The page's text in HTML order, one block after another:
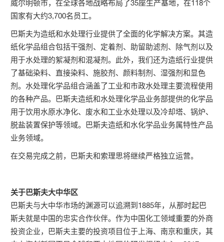
威尔明顿市，在全球各地战略布局了35座生产基地，在118个
国家有大约3,700名员工。
巴斯夫为造纸和水处理行业提供了全面的化学解决方案。其造
纸化学品组合包括干强剂、定着剂、助留助滤剂、除气剂以及
用于水处理的絮凝剂和混凝剂。此外，我们还为造纸行业提供
了基础染料、直接染料、施胶剂、颜料制剂、湿强剂和显色
剂。水处理化学品组合涵盖了工业和市政水处理主要流程使用
的各种产品。巴斯夫造纸和水处理化学品业务部提供的化学品
用于饮用水原水净化、废水和工业水处理以及冷却塔、锅炉、
脱盐装置保护等领域。巴斯夫造纸和水化学品业务属特性产品
业务领域。
在交易完成之前，巴斯夫和索理思将继续严格独立运营。
关于巴斯夫大中华区
巴斯夫与大中华市场的渊源可以追溯到1885年，从那时起巴
斯夫就是中国的忠实合作伙伴。作为中国化工领域重要的外商
投资企业，巴斯夫主要的投资项目位于上海、南京和重庆，其